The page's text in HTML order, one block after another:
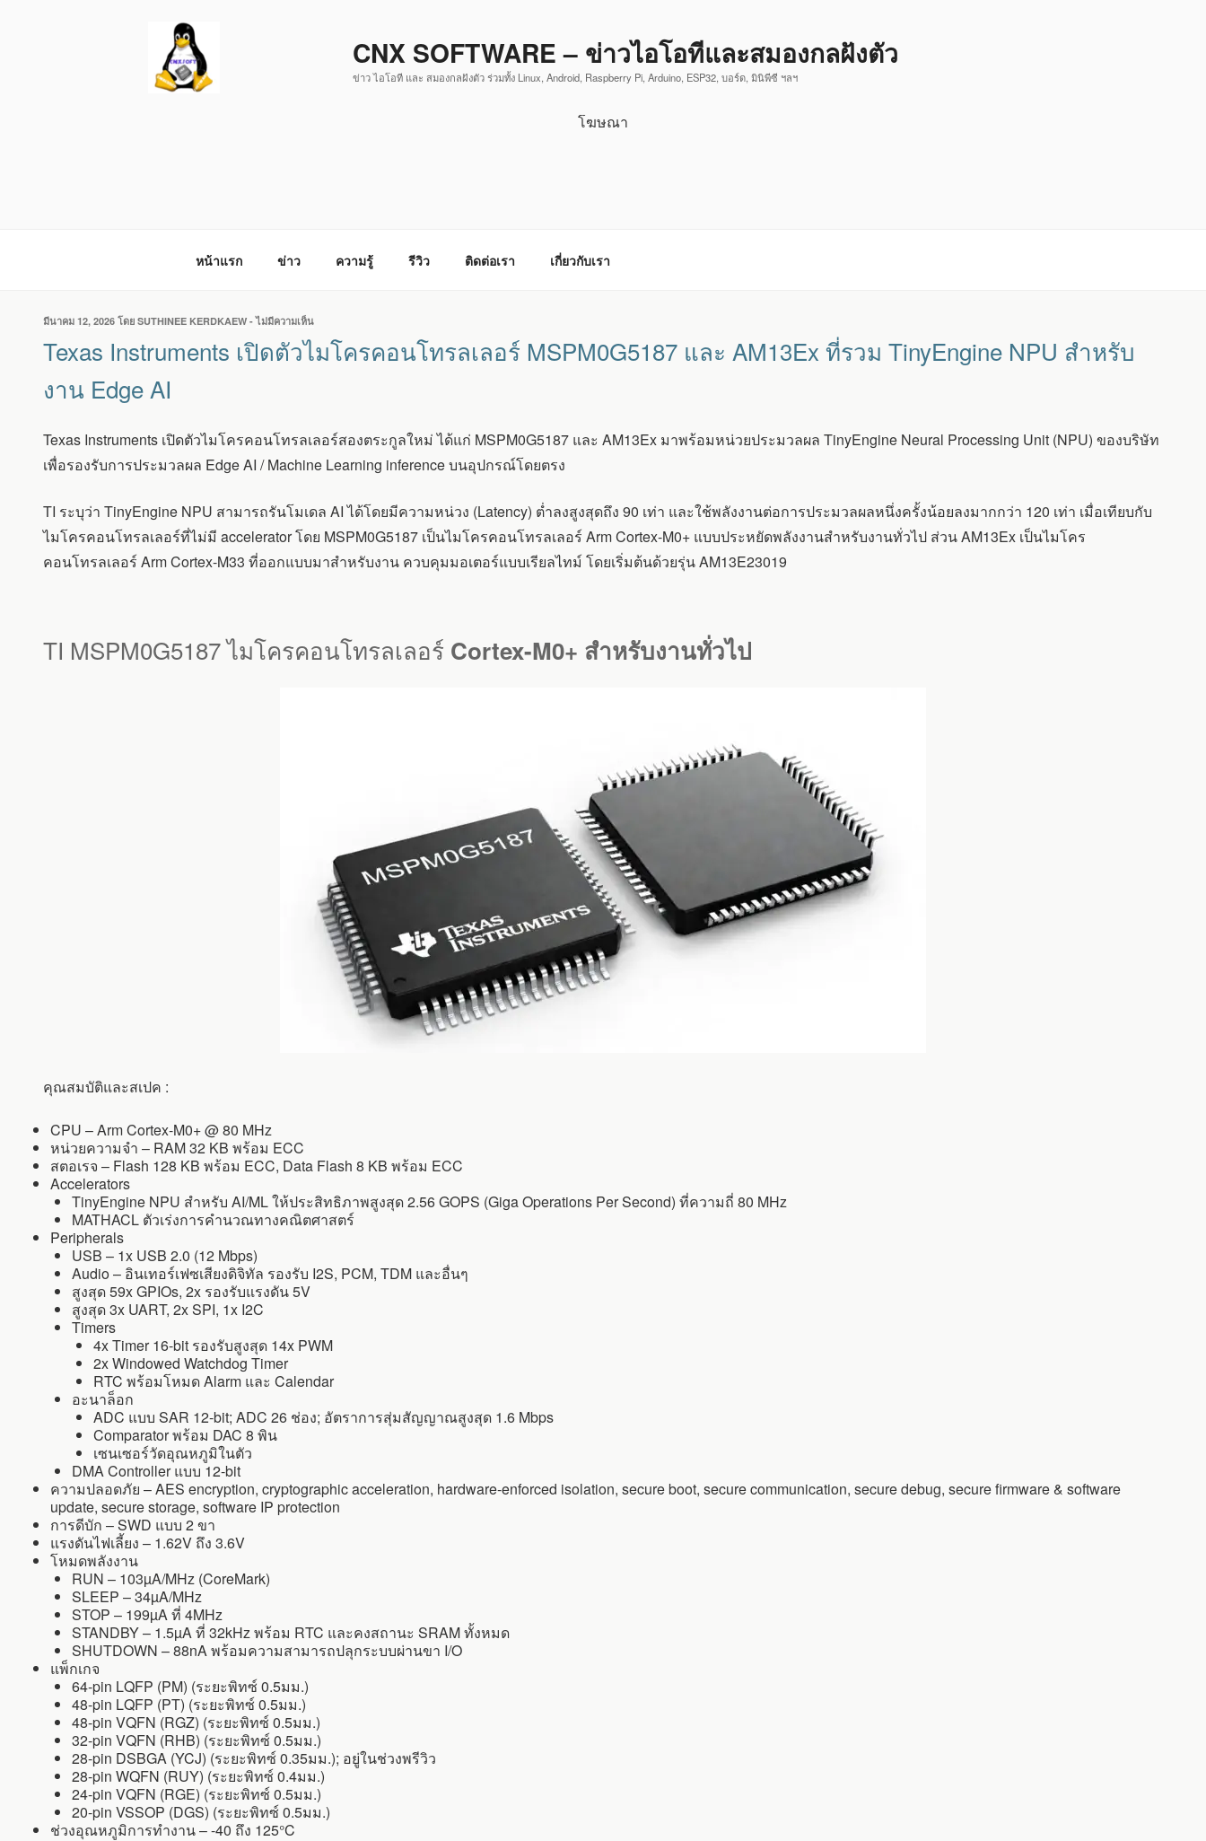
CNX SOFTWARE – ข่าวไอโอทีและสมองกลฝังตัว
ข่าว ไอโอที และ สมองกลฝังตัว ร่วมทั้ง Linux, Android, Raspberry Pi, Arduino, ESP32, บอร์ด, มินิพีซี ฯลฯ
โฆษณา
หน้าแรก ข่าว ความรู้ รีวิว ติดต่อเรา เกี่ยวกับเรา
เขียน
มีนาคม 12, 2026 โดย SUTHINEE KERDKAEW -ไม่มีความเห็น
TEXAS
INSTRUMENTS
MSPM0G5187
และ
AM13EX
รวม
NPU
สำหรับ
Texas Instruments เปิดตัวไมโครคอนโทรลเลอร์ MSPM0G5187 และ AM13Ex ที่รวม TinyEngine NPU สำหรับ
งาน Edge AI
Texas Instruments เปิดตัวไมโครคอนโทรลเลอร์สองตระกูลใหม่ ได้แก่ MSPM0G5187 และ AM13Ex มาพร้อมหน่วยประมวลผล TinyEngine Neural Processing Unit (NPU) ของบริษัท
เพื่อรองรับการประมวลผล Edge AI / Machine Learning inference บนอุปกรณ์โดยตรง
TI ระบุว่า TinyEngine NPU สามารถรันโมเดล AI ได้โดยมีความหน่วง (Latency) ต่ำลงสูงสุดถึง 90 เท่า และใช้พลังงานต่อการประมวลผลหนึ่งครั้งน้อยลงมากกว่า 120 เท่า เมื่อเทียบกับ
ไมโครคอนโทรลเลอร์ที่ไม่มี accelerator โดย MSPM0G5187 เป็นไมโครคอนโทรลเลอร์ Arm Cortex-M0+ แบบประหยัดพลังงานสำหรับงานทั่วไป ส่วน AM13Ex เป็นไมโคร
คอนโทรลเลอร์ Arm Cortex-M33 ที่ออกแบบมาสำหรับงาน ควบคุมมอเตอร์แบบเรียลไทม์ โดยเริ่มต้นด้วยรุ่น AM13E23019
TI MSPM0G5187 ไมโครคอนโทรลเลอร์ Cortex-M0+ สำหรับงานทั่วไป
คุณสมบัติและสเปค :
CPU – Arm Cortex-M0+ @ 80 MHz
หน่วยความจำ – RAM 32 KB พร้อม ECC
สตอเรจ – Flash 128 KB พร้อม ECC, Data Flash 8 KB พร้อม ECC
Accelerators
TinyEngine NPU สำหรับ AI/ML ให้ประสิทธิภาพสูงสุด 2.56 GOPS (Giga Operations Per Second) ที่ความถี่ 80 MHz
MATHACL ตัวเร่งการคำนวณทางคณิตศาสตร์
Peripherals
USB – 1x USB 2.0 (12 Mbps)
Audio – อินเทอร์เฟซเสียงดิจิทัล รองรับ I2S, PCM, TDM และอื่นๆ
สูงสุด 59x GPIOs, 2x รองรับแรงดัน 5V
สูงสุด 3x UART, 2x SPI, 1x I2C
Timers
4x Timer 16-bit รองรับสูงสุด 14x PWM
2x Windowed Watchdog Timer
RTC พร้อมโหมด Alarm และ Calendar
อะนาล็อก
ADC แบบ SAR 12-bit; ADC 26 ช่อง; อัตราการสุ่มสัญญาณสูงสุด 1.6 Mbps
Comparator พร้อม DAC 8 พิน
เซนเซอร์วัดอุณหภูมิในตัว
DMA Controller แบบ 12-bit
ความปลอดภัย – AES encryption, cryptographic acceleration, hardware-enforced isolation, secure boot, secure communication, secure debug, secure firmware & software
update, secure storage, software IP protection
การดีบัก – SWD แบบ 2 ขา
แรงดันไฟเลี้ยง – 1.62V ถึง 3.6V
โหมดพลังงาน
RUN – 103µA/MHz (CoreMark)
SLEEP – 34µA/MHz
STOP – 199µA ที่ 4MHz
STANDBY – 1.5µA ที่ 32kHz พร้อม RTC และคงสถานะ SRAM ทั้งหมด
SHUTDOWN – 88nA พร้อมความสามารถปลุกระบบผ่านขา I/O
แพ็กเกจ
64-pin LQFP (PM) (ระยะพิทซ์ 0.5มม.)
48-pin LQFP (PT) (ระยะพิทซ์ 0.5มม.)
48-pin VQFN (RGZ) (ระยะพิทซ์ 0.5มม.)
32-pin VQFN (RHB) (ระยะพิทซ์ 0.5มม.)
28-pin DSBGA (YCJ) (ระยะพิทซ์ 0.35มม.); อยู่ในช่วงพรีวิว
28-pin WQFN (RUY) (ระยะพิทซ์ 0.4มม.)
24-pin VQFN (RGE) (ระยะพิทซ์ 0.5มม.)
20-pin VSSOP (DGS) (ระยะพิทซ์ 0.5มม.)
ช่วงอุณหภูมิการทำงาน – -40 ถึง 125°C